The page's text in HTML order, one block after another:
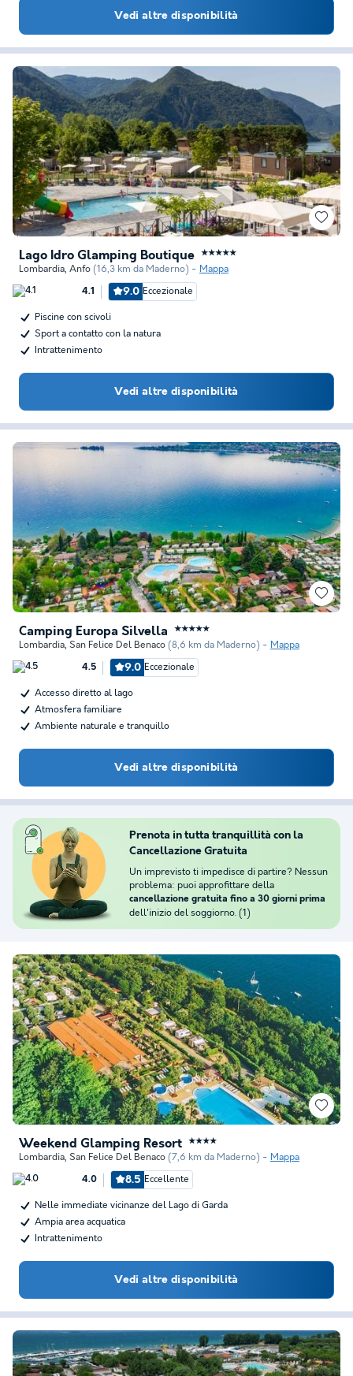
Vedi altre disponibilità
Lago Idro Glamping Boutique ★★★★★
Lombardia, Anfo (16,3 km da Maderno) Mappa
4.1 9.0 Eccezionale
Piscine con scivoli
Sport a contatto con la natura
Intrattenimento
Vedi altre disponibilità
Camping Europa Silvella ★★★★★
Lombardia, San Felice Del Benaco (8,6 km da Maderno) Mappa
4.5 9.0 Eccezionale
Accesso diretto al lago
Atmosfera familiare
Ambiente naturale e tranquillo
Vedi altre disponibilità
Weekend Glamping Resort ★★★★
Lombardia, San Felice Del Benaco (7,6 km da Maderno) Mappa
4.0 8.5 Eccellente
Nelle immediate vicinanze del Lago di Garda
Ampia area acquatica
Intrattenimento
Vedi altre disponibilità
Prenota in tutta tranquillità con la
Cancellazione Gratuita
Un imprevisto ti impedisce di partire? Nessun
problema: puoi approfittare della
cancellazione gratuita fino a 30 giorni prima
dell'inizio del soggiorno. (1)